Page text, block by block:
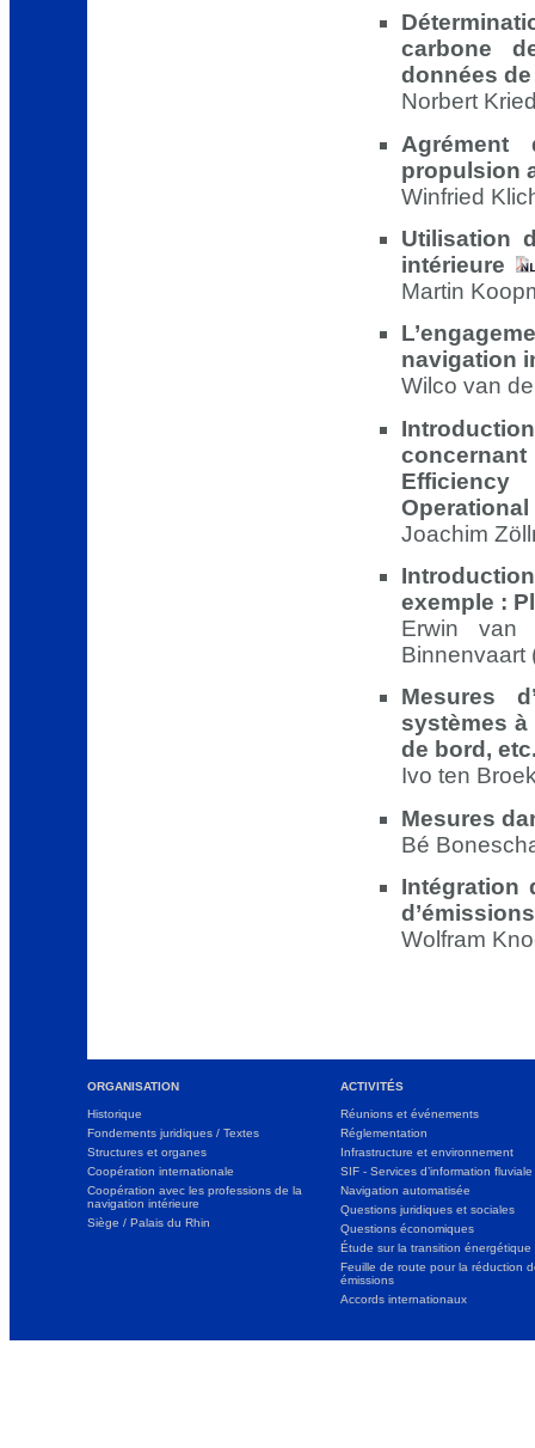
carbone
données
Norbert
propulsion
Winfried
Utilisation
intérieure
Martin
navigation
Wilco van
Joachim
exemple :
Erwin van
Binnenvaart
Mesures
systèmes
de bord,
Ivo ten
Mesures
Bé
Intégration
Wolfram
ORGANISATION
Historique
Fondements juridiques / Textes
Structures et organes
Coopération internationale
Coopération avec les professions de la
navigation intérieure
Siège / Palais du Rhin
ACTIVITÉS
Réunions et événements
Réglementation
Infrastructure et environnement
SIF - Services d’information fluviale
Navigation automatisée
Questions juridiques et sociales
Questions économiques
Étude sur la transition énergétique
Feuille de route pour la réduction
émissions
Accords internationaux